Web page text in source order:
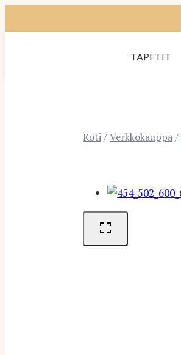
sisältöön
TAPETIT
Koti/Verkkokauppa/